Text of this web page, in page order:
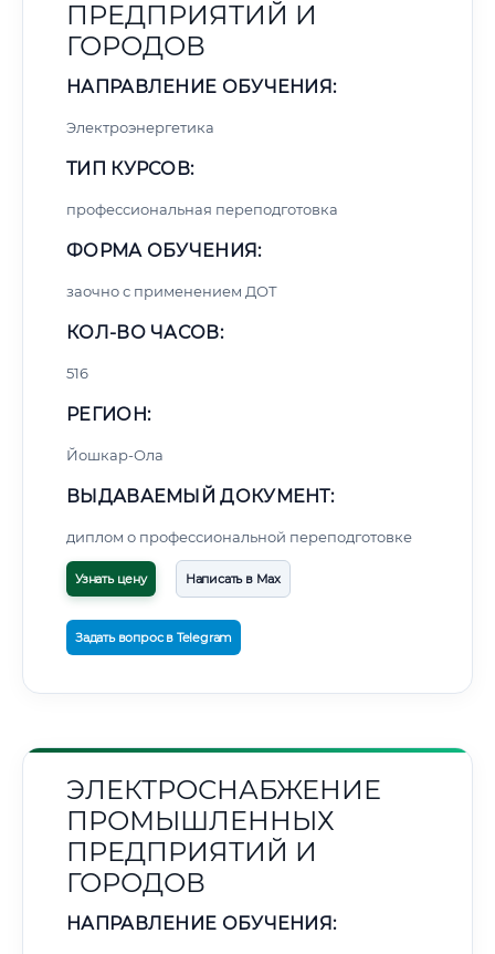
ПРЕДПРИЯТИЙ И
ГОРОДОВ
НАПРАВЛЕНИЕ ОБУЧЕНИЯ:
Электроэнергетика
ТИП КУРСОВ:
профессиональная переподготовка
ФОРМА ОБУЧЕНИЯ:
заочно с применением ДОТ
КОЛ-ВО ЧАСОВ:
516
РЕГИОН:
Йошкар-Ола
ВЫДАВАЕМЫЙ ДОКУМЕНТ:
диплом о профессиональной переподготовке
Узнать цену Написать в Max
Задать вопрос в Telegram
ЭЛЕКТРОСНАБЖЕНИЕ
ПРОМЫШЛЕННЫХ
ПРЕДПРИЯТИЙ И
ГОРОДОВ
НАПРАВЛЕНИЕ ОБУЧЕНИЯ: